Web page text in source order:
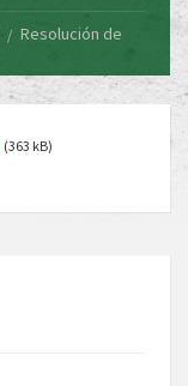
Resolución de
(363 kB)